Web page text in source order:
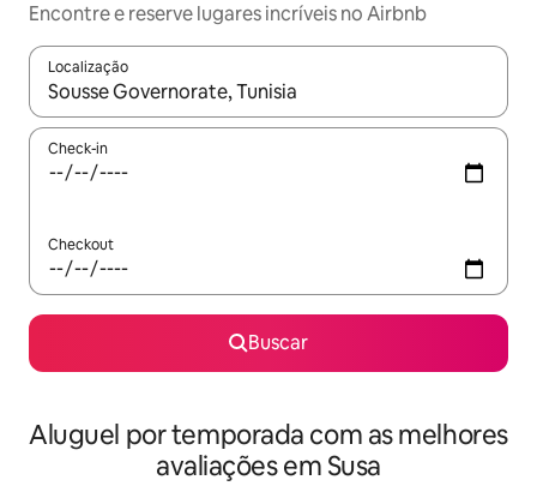
Encontre e reserve lugares incríveis no Airbnb
Localização
Quando os resultados estiverem disponíveis, explore-os
Check-in
Checkout
Buscar
Aluguel por temporada com as melhores
avaliações em Susa